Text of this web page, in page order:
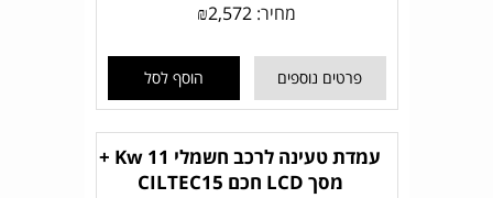
מחיר: ₪2,572
פרטים נוספים הוסף לסל
עמדת טעינה לרכב חשמלי 11 Kw +
מסך LCD חכם CILTEC15